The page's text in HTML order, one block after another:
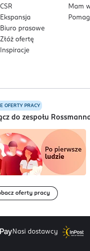
CSR
Ekspansja
Biuro prasowe
Złóż ofertę
Inspiracje
Mam
OFERTY PRACY
do zespołu
oferty pracy
Nasi dostawcy